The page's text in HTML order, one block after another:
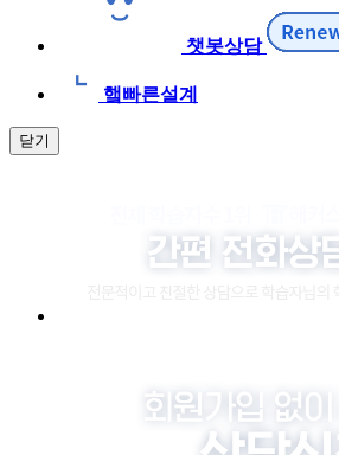
챗봇상담
햌빠른설계
닫기